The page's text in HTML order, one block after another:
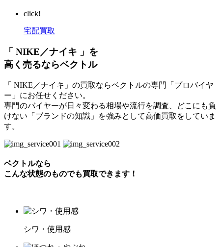
click!
宅配買取
「 NIKE／ナイキ 」を
高く売るならベクトル
「 NIKE／ナイキ」の買取ならベクトルの専門「プロバイヤ
ー」にお任せください。
専門のバイヤーが日々変わる相場や流行を調査、どこにも負
けない「ブランドの知識」を強みとして高価買取をしていま
す。
ベクトルなら
こんな状態のものでも買取できます！
シワ・使用感